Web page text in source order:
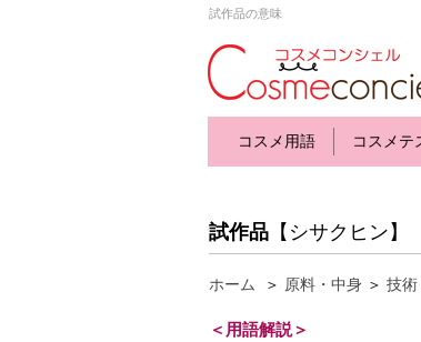
試作品の意味
コスメ用語 コスメテ
試作品 【シサクヒン】
ホーム ＞ 原料・中身 ＞ 技術
＜用語解説＞